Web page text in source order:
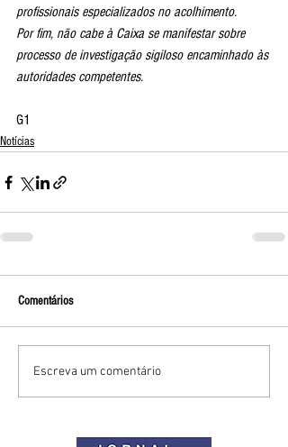
profissionais especializados no acolhimento.
Por fim, não cabe à Caixa se manifestar sobre
processo de investigação sigiloso encaminhado às
autoridades competentes.
G1
Notícias
Comentários
Escreva um comentário